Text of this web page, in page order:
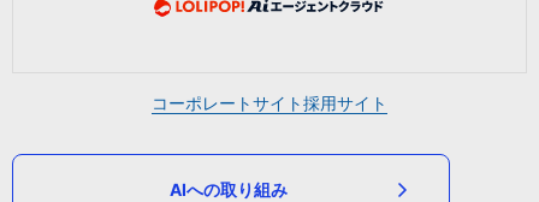
コーポレートサイト採用サイト
AIへの取り組み